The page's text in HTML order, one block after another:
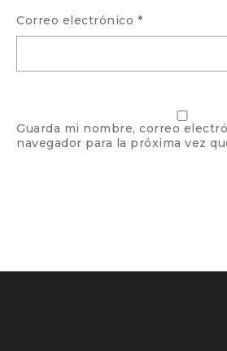
Correo electrónico *
Guarda mi nombre, correo
navegador para la próxima vez